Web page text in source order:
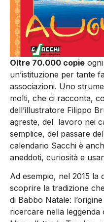
Oltre 70.000 copie
un’istituzione per tante
associazioni. Uno
molti, che ci racconta,
dell’illustratore Filippo
agreste, del lavoro nei
semplice, del passare
calendario Sacchi è
aneddoti, curiosità e
Ad esempio, nel 2015
scoprire la tradizione
di Babbo Natale:
ricercare nella leggenda